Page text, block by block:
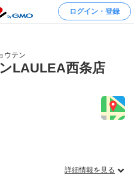
ログイン・登録
ウテン
LAULEA西条店
詳細情報を見る